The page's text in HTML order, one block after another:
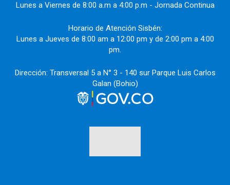
Lunes a Viernes de 8:00 a.m a 4:00 p.m - Jornada Continua
Horario de Atención Sisbén:
Lunes a Jueves de 8:00 am a 12:00 pm y de 2:00 pm a 4:00
pm.
Dirección: Transversal 5 a N° 3 - 140 sur Parque Luis Carlos
Galan (Bohio)